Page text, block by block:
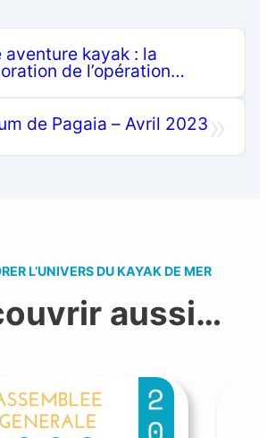
aventure kayak : la
de l’opération
de Pagaia – Avril 2023
L’UNIVERS DU KAYAK DE MER
aussi…